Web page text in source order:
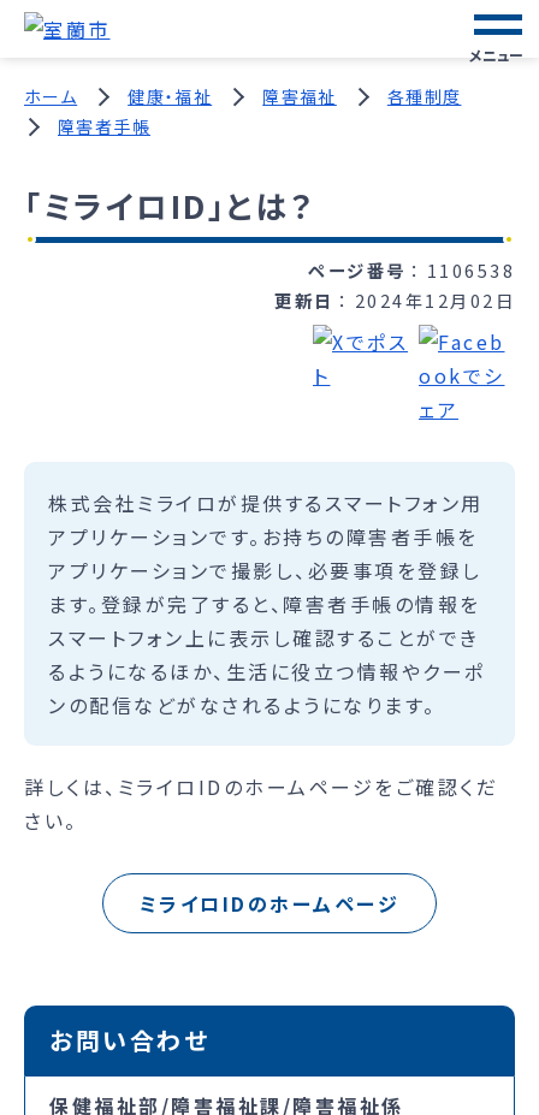
メニュー
ホーム 健康・福祉 障害福祉
各種制度
障害者手帳
「ミライロID」とは？
ページ番号
1106538
更新日
2024年12月02日
株式会社ミライロが提供するスマートフォン用
アプリケーションです。お持ちの障害者手帳を
アプリケーションで撮影し、必要事項を登録し
ます。登録が完了すると、障害者手帳の情報を
スマートフォン上に表示し確認することができ
るようになるほか、生活に役立つ情報やクーポ
ンの配信などがなされるようになります。
詳しくは、ミライロIDのホームページをご確認くだ
さい。
ミライロIDのホームページ
お問い合わせ
保健福祉部/障害福祉課/障害福祉係